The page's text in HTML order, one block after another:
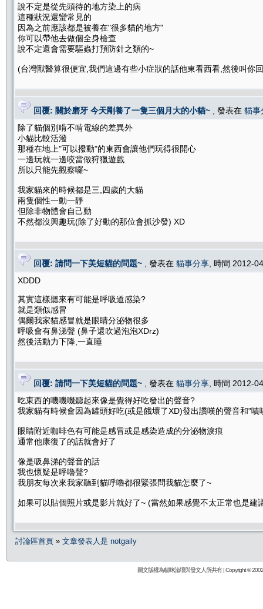
說不定是從先頭待的地方染上的病
這種狀況還蠻常見的
因為之前應該都是被養在"很多貓的地方"
你可以帶他去做個全身檢查
說不定還會需要驅蟲打預防針之類的~
(台灣獸醫算很便宜,我們這邊有些小症狀的話他東看西看,然後叫你
回覆: 關於磨牙 今天剛養了一隻三個月大的小貓~ , 發表在 貓事
除了貓個別啃不啃電線的差異外
小貓比較活潑
那種在地上"可以撥動"的東西會讓他們玩得很開心
一邊玩就一邊咬當做狩獵遊戲
所以只能先觀察囉~
我家貓來的時候都是三,四歲的大貓
兩隻個性一動一靜
但除非物體會自己動
不然都沒興趣玩(除了好動的那位會抓沙發) XD
回覆: 請問一下美短貓的問題~ , 發表在 貓事分享 , 時間 2012-
XDDD
其實這樣聽來有可能是呼吸道感染?
就是類似感冒
偶爾我家貓感冒就是眼睛分泌物很多
呼吸會有鼻涕聲 (鼻子還吹過泡泡XDrz)
然後活動力下降,一直睡
回覆: 請問一下美短貓的問題~ , 發表在 貓事分享 , 時間 2012-
吃東西的嘰嘰嘰聽起來像是覺得好吃發出的聲音?
我家貓有時候會因為罐頭好吃(或是餓壞了XD)發出讚嘆的聲音和"嘖
眼睛附近咖啡色有可能是感冒或是感染造成的分泌物淚痕
通常他康復了的話就會好了
像是吸鼻涕的聲音的話
我也懷疑是呼嚕聲?
我朋友每次來我家聽到貓呼嚕都很緊張問我貓怎麼了~
如果可以貼個照片或是影片就好了~ (當然如果感覺不太正常也是建
討論區首頁 » 文章發表人是 notgaily
圖文版權為貓咪論壇與發文人所共有 | Copyright ©